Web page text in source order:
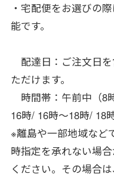
・宅配便をお選びの
能です。
配達日：ご注文日
ただけます。
時間帯：午前中（8
16時/ 16時～18時/ 18
※離島や一部地域など
時指定を承れない場
ください。その場合